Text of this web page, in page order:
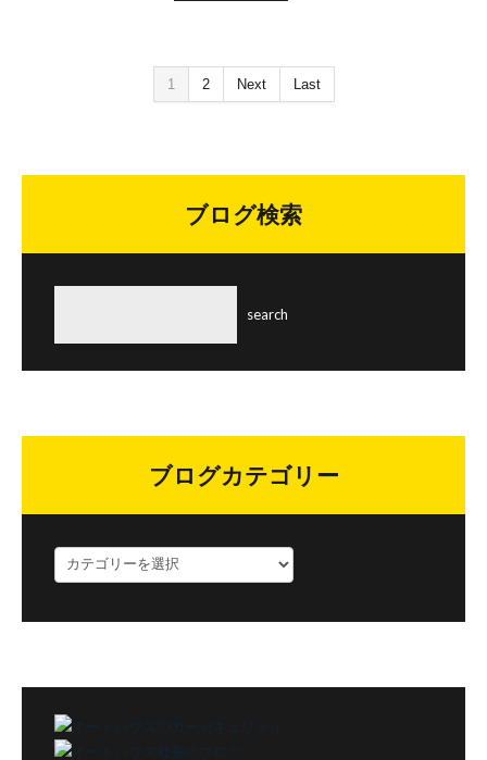
1 2 Next Last
ブログ検索
ブログカテゴリー
ロ
ー